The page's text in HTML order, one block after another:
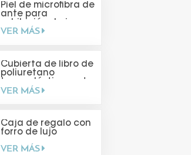
Piel de microfibra de
ante para
VER MÁS
Cubierta de libro de
poliuretano
suave al tacto
VER MÁS
Caja de regalo con
forro de lujo
VER MÁS